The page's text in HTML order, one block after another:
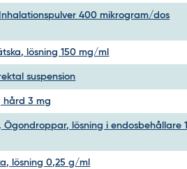
400 mikrogram/dos
lösning 150 mg/ml
suspension
hård 3 mg
Ögondroppar, lösning i endosbehållare 1
lösning 0,25 g/ml